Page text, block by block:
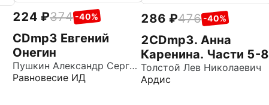
224 374 -40%
CDmp3 Евгений
Онегин
Пушкин Александр Сергеевич
Равновесие ИД
286 476 -40%
2CDmp3. Анна
Каренина. Части 5-8
Толстой Лев Николаевич
Ардис